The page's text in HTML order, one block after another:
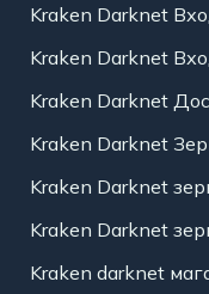
Kraken Darknet
Kraken Darknet
Kraken Darknet
Kraken Darknet
Kraken Darknet
Kraken Darknet
Kraken darknet